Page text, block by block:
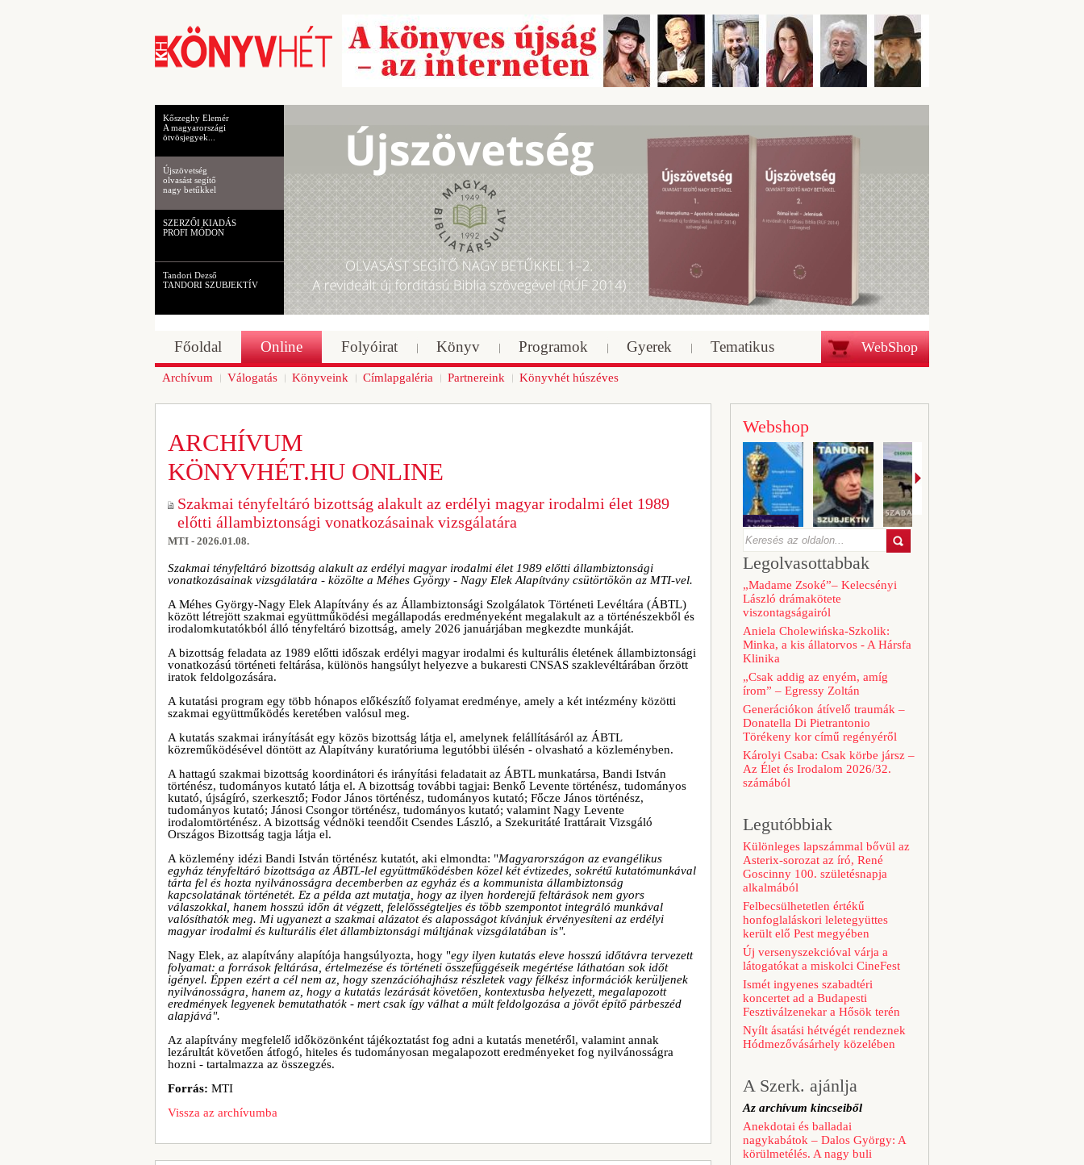
Kőszeghy Elemér
A magyarországi
ötvösjegyek...
Újszövetség
olvasást segítő
nagy betűkkel
SZERZŐI KIADÁS
PROFI MÓDON
Tandori Dezső
TANDORI SZUBJEKTÍV
WebShop
Főoldal Online Folyóirat Könyv Programok Gyerek Tematikus
Archívum Válogatás Könyveink Címlapgaléria Partnereink Könyvhét húszéves
ARCHÍVUM
KÖNYVHÉT.HU ONLINE
Szakmai tényfeltáró bizottság alakult az erdélyi magyar irodalmi élet 1989
előtti állambiztonsági vonatkozásainak vizsgálatára
MTI - 2026.01.08.
Szakmai tényfeltáró bizottság alakult az erdélyi magyar irodalmi élet 1989 előtti állambiztonsági
vonatkozásainak vizsgálatára - közölte a Méhes György - Nagy Elek Alapítvány csütörtökön az MTI-vel.
A Méhes György-Nagy Elek Alapítvány és az Állambiztonsági Szolgálatok Történeti Levéltára (ÁBTL)
között létrejött szakmai együttműködési megállapodás eredményeként megalakult az a történészekből és
irodalomkutatókból álló tényfeltáró bizottság, amely 2026 januárjában megkezdte munkáját.
A bizottság feladata az 1989 előtti időszak erdélyi magyar irodalmi és kulturális életének állambiztonsági
vonatkozású történeti feltárása, különös hangsúlyt helyezve a bukaresti CNSAS szaklevéltárában őrzött
iratok feldolgozására.
A kutatási program egy több hónapos előkészítő folyamat eredménye, amely a két intézmény közötti
szakmai együttműködés keretében valósul meg.
A kutatás szakmai irányítását egy közös bizottság látja el, amelynek felállításáról az ÁBTL
közreműködésével döntött az Alapítvány kuratóriuma legutóbbi ülésén - olvasható a közleményben.
A hattagú szakmai bizottság koordinátori és irányítási feladatait az ÁBTL munkatársa, Bandi István
történész, tudományos kutató látja el. A bizottság további tagjai: Benkő Levente történész, tudományos
kutató, újságíró, szerkesztő; Fodor János történész, tudományos kutató; Főcze János történész,
tudományos kutató; Jánosi Csongor történész, tudományos kutató; valamint Nagy Levente
irodalomtörténész. A bizottság védnöki teendőit Csendes László, a Szekuritáté Irattárait Vizsgáló
Országos Bizottság tagja látja el.
A közlemény idézi Bandi István történész kutatót, aki elmondta: "Magyarországon az evangélikus
egyház tényfeltáró bizottsága az ÁBTL-lel együttműködésben közel két évtizedes, sokrétű kutatómunkával
tárta fel és hozta nyilvánosságra decemberben az egyház és a kommunista állambiztonság
kapcsolatának történetét. Ez a példa azt mutatja, hogy az ilyen horderejű feltárások nem gyors
válaszokkal, hanem hosszú időn át végzett, felelősségteljes és több szempontot integráló munkával
valósíthatók meg. Mi ugyanezt a szakmai alázatot és alaposságot kívánjuk érvényesíteni az erdélyi
magyar irodalmi és kulturális élet állambiztonsági múltjának vizsgálatában is".
Nagy Elek, az alapítvány alapítója hangsúlyozta, hogy "egy ilyen kutatás eleve hosszú időtávra tervezett
folyamat: a források feltárása, értelmezése és történeti összefüggéseik megértése láthatóan sok időt
igényel. Éppen ezért a cél nem az, hogy szenzációhajhász részletek vagy félkész információk kerüljenek
nyilvánosságra, hanem az, hogy a kutatás lezárását követően, kontextusba helyezett, megalapozott
eredmények legyenek bemutathatók - mert csak így válhat a múlt feldolgozása a jövőt építő párbeszéd
alapjává".
Az alapítvány megfelelő időközönként tájékoztatást fog adni a kutatás menetéről, valamint annak
lezárultát követően átfogó, hiteles és tudományosan megalapozott eredményeket fog nyilvánosságra
hozni - tartalmazza az összegzés.
Forrás: MTI
Vissza az archívumba
Webshop
Legolvasottabbak
„Madame Zsoké”– Kelecsényi
László drámakötete
viszontagságairól
Aniela Cholewińska-Szkolik:
Minka, a kis állatorvos - A Hársfa
Klinika
„Csak addig az enyém, amíg
írom” – Egressy Zoltán
Generációkon átívelő traumák –
Donatella Di Pietrantonio
Törékeny kor című regényéről
Károlyi Csaba: Csak körbe jársz –
Az Élet és Irodalom 2026/32.
számából
Legutóbbiak
Különleges lapszámmal bővül az
Asterix-sorozat az író, René
Goscinny 100. születésnapja
alkalmából
Felbecsülhetetlen értékű
honfoglaláskori leletegyüttes
került elő Pest megyében
Új versenyszekcióval várja a
látogatókat a miskolci CineFest
Ismét ingyenes szabadtéri
koncertet ad a Budapesti
Fesztiválzenekar a Hősök terén
Nyílt ásatási hétvégét rendeznek
Hódmezővásárhely közelében
A Szerk. ajánlja
Az archívum kincseiből
Anekdotai és balladai
nagykabátok – Dalos György: A
körülmetélés. A nagy buli